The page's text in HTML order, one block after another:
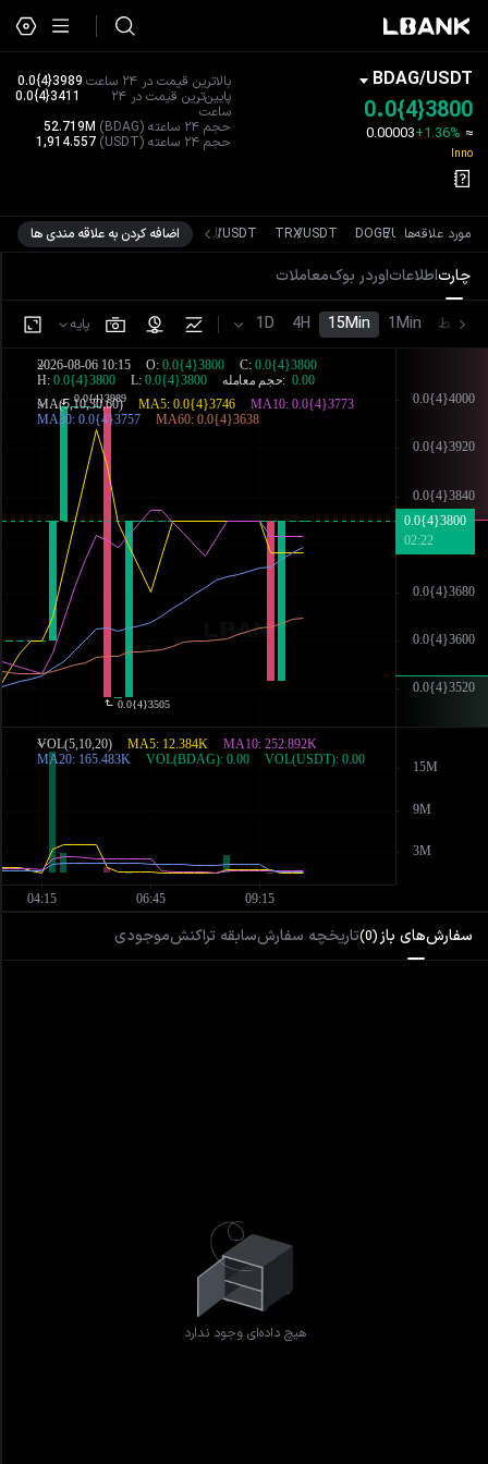
BDAG/USDT
0.0{4}3800
≈
0.00003+1.36%
Inno
بالاترین قیمت در ۲۴ ساعت 0.0{4}3989
پایین‌ترین قیمت در ۲۴
ساعت
0.0{4}3411
حجم ۲۴ ساعته
(BDAG)
52.719M
حجم ۲۴ ساعته (USDT)
1,914.557
مورد علاقه‌ها
XRP/
DOGE/USDT
TRX/USDT
SUI/USDT اضافه کردن به علاقه مندی ها
چارتاطلاعاتاوردر بوکمعاملات
خط 1Min
15Min
4H
1D پایه
سفارش‌های باز (
0
)تاریخچه سفارشسابقه تراکنشموجودی
هیچ داده‌ای وجود ندارد